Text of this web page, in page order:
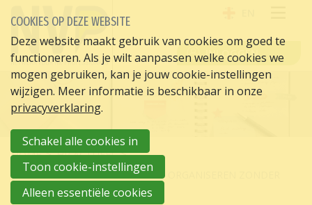
INLOGGEN
HOME
HR ACTUEEL
HOE HR-MANAGERS LEREN SLIM ORGANISEREN ZONDER
EXTRA BUDGET
COOKIES OP DEZE WEBSITE
Deze website maakt gebruik van cookies om goed te
functioneren. Als je wilt aanpassen welke cookies we
mogen gebruiken, kan je jouw cookie-instellingen
wijzigen. Meer informatie is beschikbaar in onze
privacyverklaring.
Schakel alle cookies in
Toon cookie-instellingen
Alleen essentiële cookies